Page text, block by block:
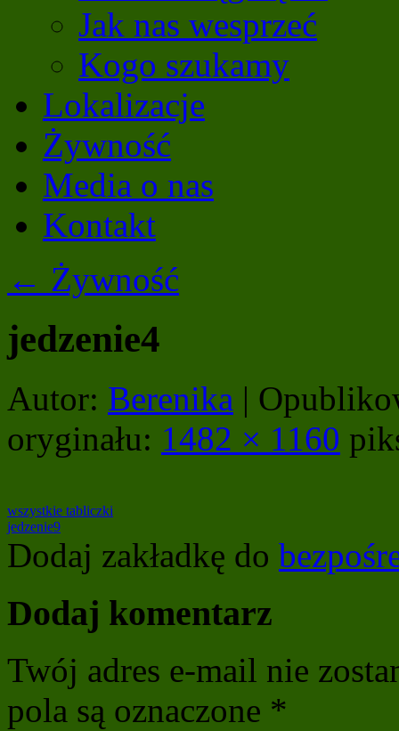
Jak nas wesprzeć
Kogo szukamy
Lokalizacje
Żywność
Media o nas
Kontakt
← Żywność
jedzenie4
Autor: Berenika |
oryginału: 1482 × 1160
wszystkie tabliczki
jedzenie9
Dodaj zakładkę do
Dodaj komentarz
Twój adres e-mail nie
pola są oznaczone *